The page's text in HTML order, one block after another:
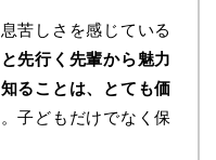
苦しさを感じている
先行く先輩から魅力
ることは、とても価
子どもだけでなく保